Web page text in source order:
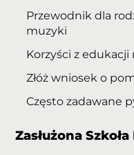
Przewodnik dla
muzyki
Korzyści z edukacji
Złóż wniosek o
Często zadawane
Zasłużona